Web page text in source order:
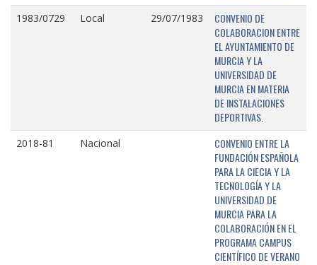
1983/0729 Local 29/07/1983
CONVENIO DE
COLABORACION ENTRE
EL AYUNTAMIENTO DE
MURCIA Y LA
UNIVERSIDAD DE
MURCIA EN MATERIA
DE INSTALACIONES
DEPORTIVAS.
2018-81 Nacional
CONVENIO ENTRE LA
FUNDACIÓN ESPAÑOLA
PARA LA CIECIA Y LA
TECNOLOGÍA Y LA
UNIVERSIDAD DE
MURCIA PARA LA
COLABORACIÓN EN EL
PROGRAMA CAMPUS
CIENTÍFICO DE VERANO